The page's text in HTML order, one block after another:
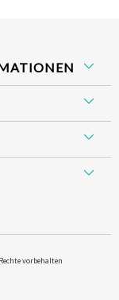
vorbehalten